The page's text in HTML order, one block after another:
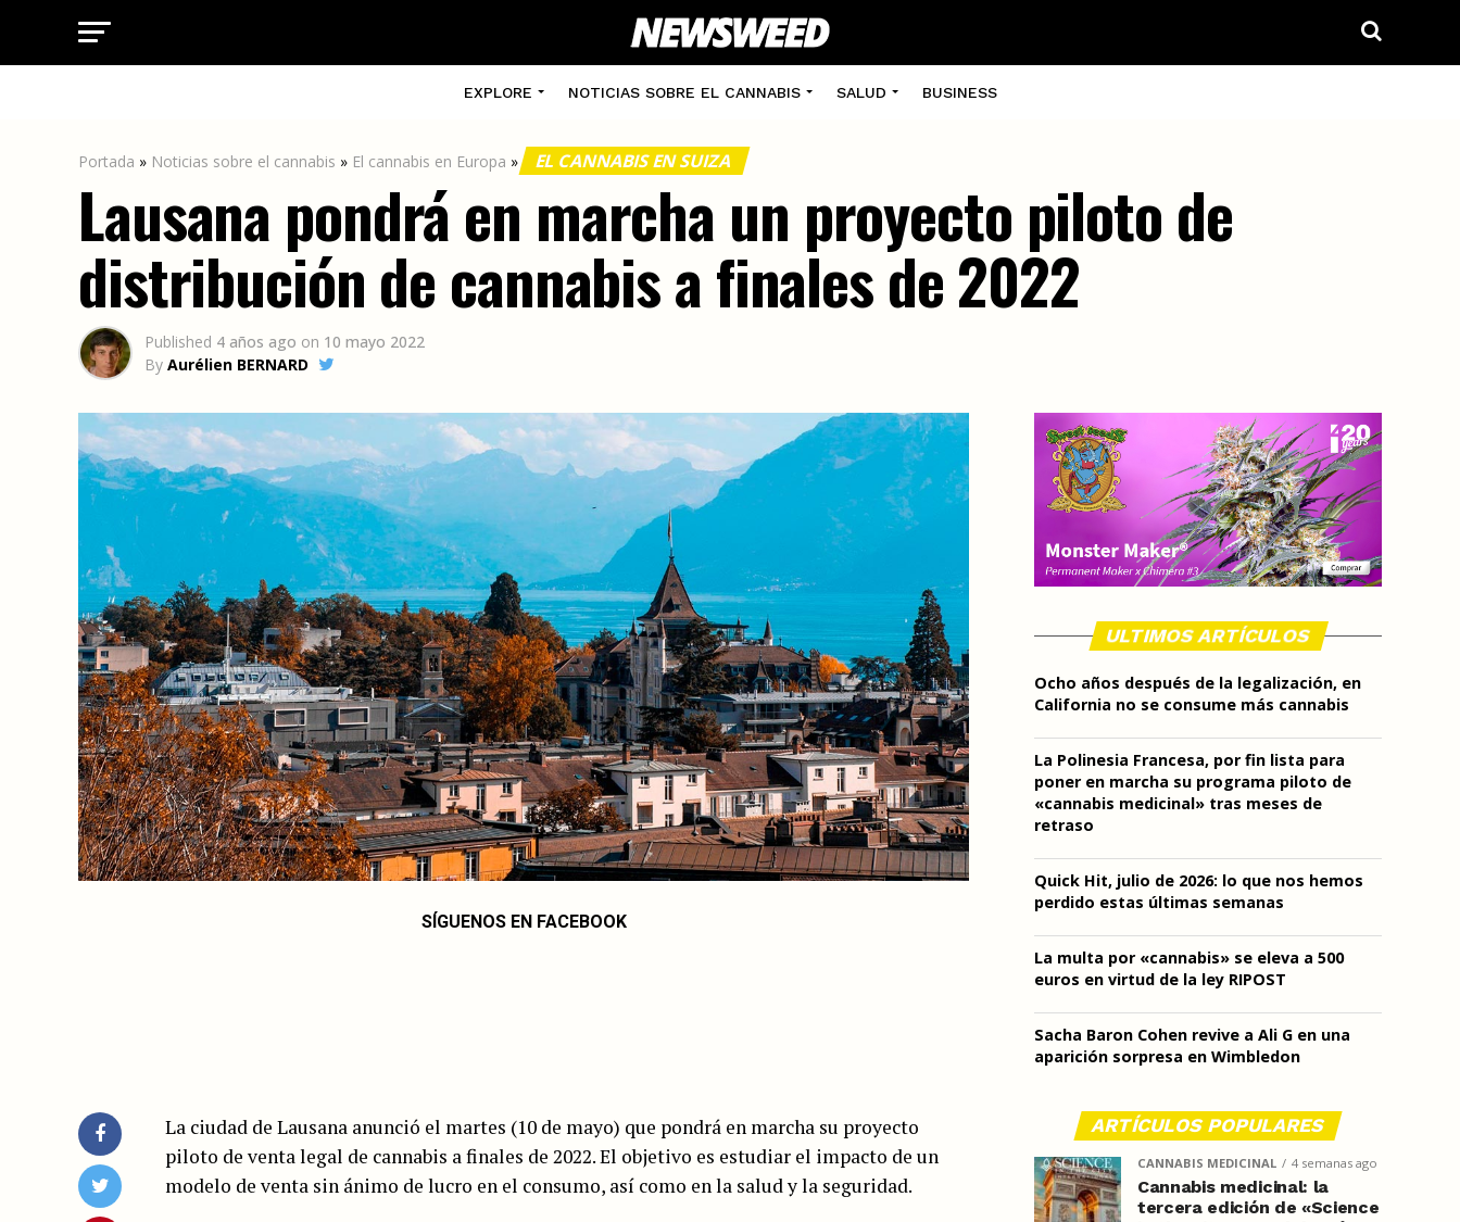
EXPLORE NOTICIAS SOBRE EL CANNABIS SALUD BUSINESS
Portada » Noticias sobre el cannabis » El cannabis en Europa » EL CANNABIS EN SUIZA
Lausana pondrá en marcha un proyecto piloto de
distribución de cannabis a finales de 2022
Published 4 años ago on 10 mayo 2022
By Aurélien BERNARD
SÍGUENOS EN FACEBOOK
La ciudad de Lausana anunció el martes (10 de mayo) que pondrá en marcha su proyecto
piloto de venta legal de cannabis a finales de 2022. El objetivo es estudiar el impacto de un
modelo de venta sin ánimo de lucro en el consumo, así como en la salud y la seguridad.
ULTIMOS ARTÍCULOS
Ocho años después de la legalización, en
California no se consume más cannabis
La Polinesia Francesa, por fin lista para
poner en marcha su programa piloto de
«cannabis medicinal» tras meses de
retraso
Quick Hit, julio de 2026: lo que nos hemos
perdido estas últimas semanas
La multa por «cannabis» se eleva a 500
euros en virtud de la ley RIPOST
Sacha Baron Cohen revive a Ali G en una
aparición sorpresa en Wimbledon
ARTÍCULOS POPULARES
CANNABIS MEDICINAL 4 semanas ago
Cannabis medicinal: la
tercera edición de «Science